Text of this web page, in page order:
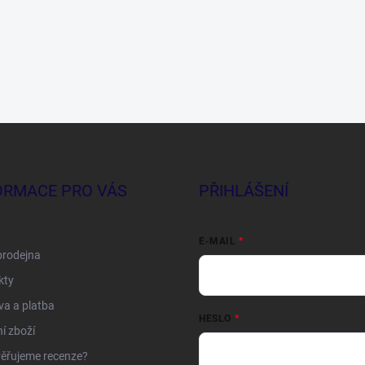
PRO VÁS
a platba
zboží
recenze?
PŘIHLÁŠENÍ
E-MAIL
HESLO